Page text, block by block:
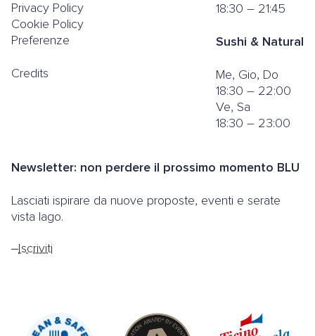
Privacy Policy
Cookie Policy
Preferenze
Credits
18:30 – 21:45
Sushi & Natural
Me, Gio, Do
18:30 – 22:00
Ve, Sa
18:30 – 23:00
Newsletter: non perdere il prossimo momento BLU
Lasciati ispirare da nuove proposte, eventi e serate
vista lago.
Iscriviti